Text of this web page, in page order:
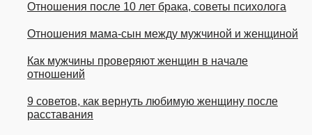
Отношения после 10 лет брака, советы психолога
Отношения мама-сын между мужчиной и женщиной
Как мужчины проверяют женщин в начале
отношений
9 советов, как вернуть любимую женщину после
расставания